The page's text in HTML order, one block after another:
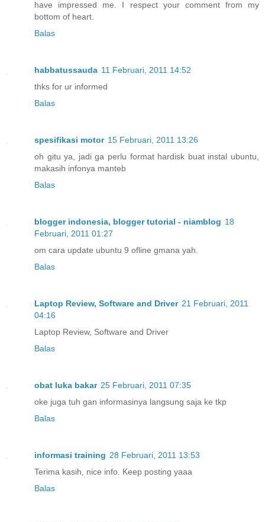
have impressed me. I respect your comment from my
bottom of heart.
Balas
habbatussauda 11 Februari, 2011 14:52
thks for ur informed
Balas
spesifikasi motor 15 Februari, 2011 13:26
oh gitu ya, jadi ga perlu format hardisk buat instal ubuntu,
makasih infonya manteb
Balas
blogger indonesia, blogger tutorial - niamblog 18
Februari, 2011 01:27
om cara update ubuntu 9 ofline gmana yah.
Balas
Laptop Review, Software and Driver 21 Februari, 2011
04:16
Laptop Review, Software and Driver
Balas
obat luka bakar 25 Februari, 2011 07:35
oke juga tuh gan informasinya langsung saja ke tkp
Balas
informasi training 28 Februari, 2011 13:53
Terima kasih, nice info. Keep posting yaaa
Balas